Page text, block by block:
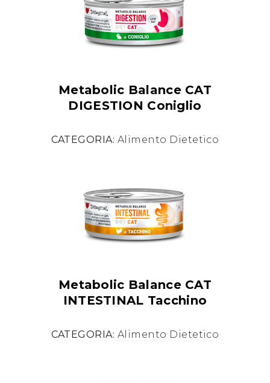
Metabolic Balance CAT
DIGESTION Coniglio
CATEGORIA: Alimento Dietetico
Metabolic Balance CAT
INTESTINAL Tacchino
CATEGORIA: Alimento Dietetico